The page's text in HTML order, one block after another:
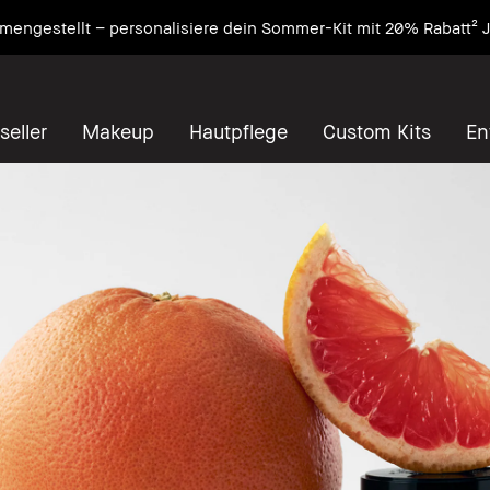
– personalisiere dein Sommer-Kit mit 20% Rabatt²
Makeup Hautpflege Custom Kits